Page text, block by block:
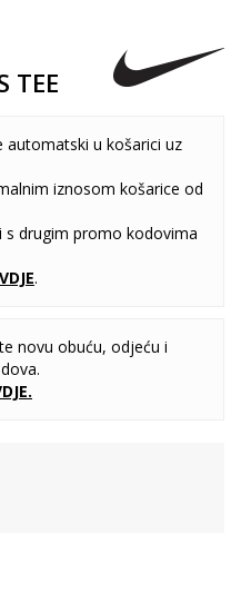
TEE
automatski u košarici uz
iznosom košarice od
s drugim promo kodovima
.
novu obuću, odjeću i
.